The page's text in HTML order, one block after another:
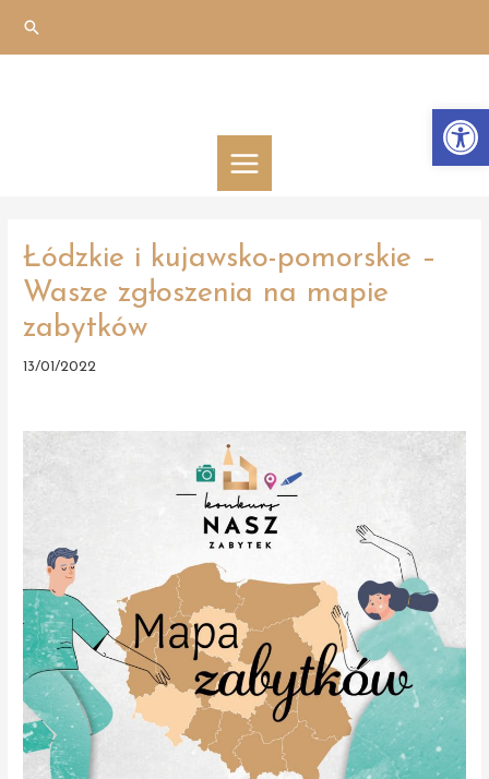
content
Search
Łódzkie i kujawsko-pomorskie –
Wasze zgłoszenia na mapie
zabytków
13/01/2022